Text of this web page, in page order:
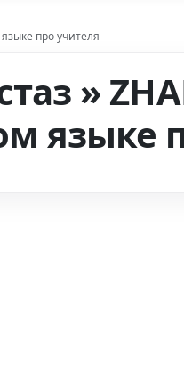
про учителя
»
языке